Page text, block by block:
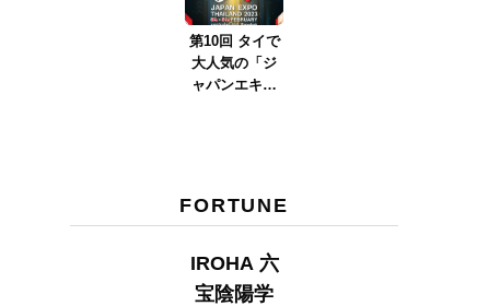
第10回 タイで
大人気の「ジ
ャパンエキス
FORTUNE
IROHA 六
宝陰陽学